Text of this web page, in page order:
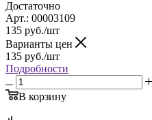
Достаточно
Арт.: 00003109
135 руб./шт
Варианты цен
135 руб./шт
Подробности
В корзину